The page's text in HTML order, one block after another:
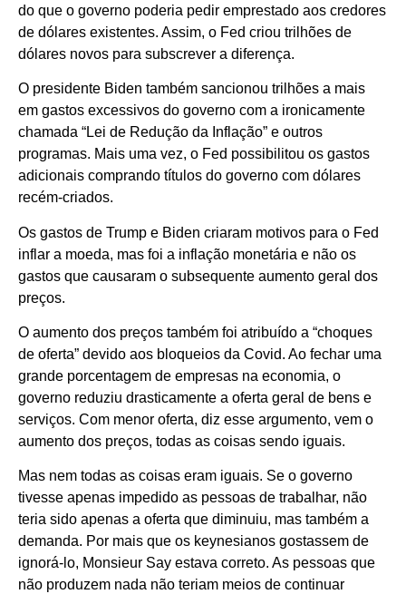
do que o governo poderia pedir emprestado aos credores
de dólares existentes. Assim, o Fed criou trilhões de
dólares novos para subscrever a diferença.
O presidente Biden também sancionou trilhões a mais
em gastos excessivos do governo com a ironicamente
chamada “Lei de Redução da Inflação” e outros
programas. Mais uma vez, o Fed possibilitou os gastos
adicionais comprando títulos do governo com dólares
recém-criados.
Os gastos de Trump e Biden criaram motivos para o Fed
inflar a moeda, mas foi a inflação monetária e não os
gastos que causaram o subsequente aumento geral dos
preços.
O aumento dos preços também foi atribuído a “choques
de oferta” devido aos bloqueios da Covid. Ao fechar uma
grande porcentagem de empresas na economia, o
governo reduziu drasticamente a oferta geral de bens e
serviços. Com menor oferta, diz esse argumento, vem o
aumento dos preços, todas as coisas sendo iguais.
Mas nem todas as coisas eram iguais. Se o governo
tivesse apenas impedido as pessoas de trabalhar, não
teria sido apenas a oferta que diminuiu, mas também a
demanda. Por mais que os keynesianos gostassem de
ignorá-lo, Monsieur Say estava correto. As pessoas que
não produzem nada não teriam meios de continuar